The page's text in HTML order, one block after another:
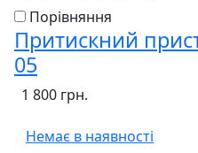
Порівняння
Притискний
05
1 800 грн.
Немає в наявності